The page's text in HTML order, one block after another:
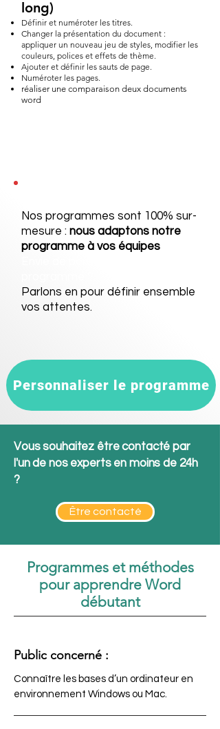
long)
Définir et numéroter les titres.
Changer la présentation du document :
appliquer un nouveau jeu de styles, modifier les
couleurs, polices et effets de thème.
Ajouter et définir les sauts de page.
Numéroter les pages.
réaliser une comparaison deux documents
word
Nos programmes sont 100% sur-
mesure : nous adaptons notre
programme à vos équipes
Parlons en pour définir ensemble
vos attentes.
Personnaliser le programme
Vous souhaitez être contacté par
l'un de nos experts en moins de 24h
?
Être contacté
Programmes et méthodes
pour apprendre Word
débutant
Public concerné :
Connaître les bases d’un ordinateur en
environnement Windows ou Mac.